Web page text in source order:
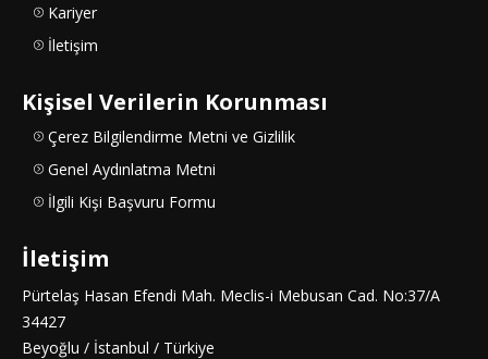
Kariyer
İletişim
Kişisel Verilerin Korunması
Çerez Bilgilendirme Metni ve Gizlilik
Genel Aydınlatma Metni
İlgili Kişi Başvuru Formu
İletişim
Pürtelaş Hasan Efendi Mah. Meclis-i Mebusan Cad. No:37/A
34427
Beyoğlu / İstanbul / Türkiye